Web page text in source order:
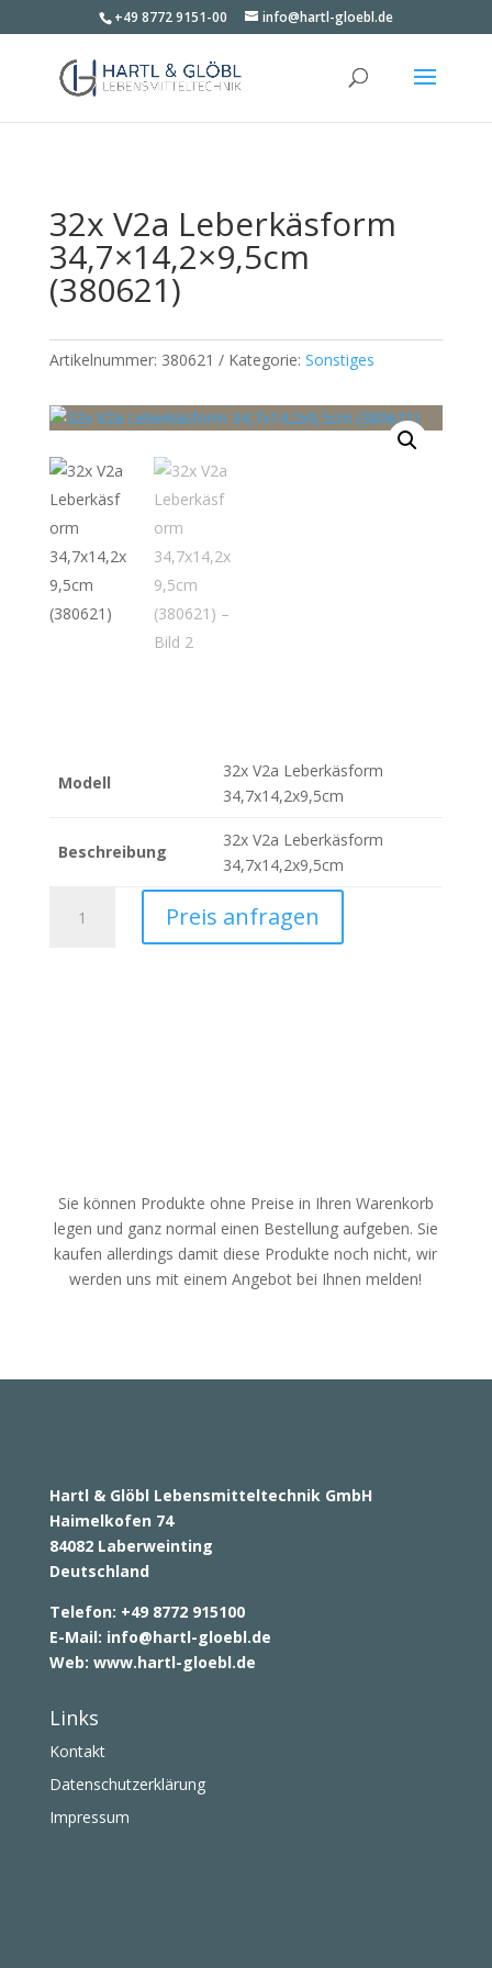
+49 8772 9151-00 info@hartl-gloebl.de
32x V2a Leberkäsform
34,7×14,2×9,5cm
(380621)
Artikelnummer: 380621 Kategorie: Sonstiges
Modell
32x V2a Leberkäsform
34,7x14,2x9,5cm
Beschreibung
32x V2a Leberkäsform
34,7x14,2x9,5cm
Leberkäsform
Preis anfragen
Sie können Produkte ohne Preise in Ihren Warenkorb
legen und ganz normal einen Bestellung aufgeben. Sie
kaufen allerdings damit diese Produkte noch nicht, wir
werden uns mit einem Angebot bei Ihnen melden!
Hartl & Glöbl Lebensmitteltechnik GmbH
Haimelkofen 74
84082 Laberweinting
Deutschland
Telefon: +49 8772 915100
E-Mail: info@hartl-gloebl.de
Web: www.hartl-gloebl.de
Links
Kontakt
Datenschutzerklärung
Impressum